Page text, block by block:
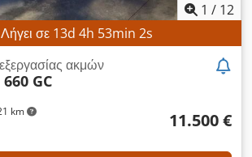
1 / 12
Λήγει σε 13d 4h 53min 0s
km
ακμών
660 GC
11.500 €